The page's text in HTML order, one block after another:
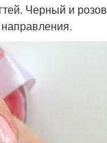
Черный и